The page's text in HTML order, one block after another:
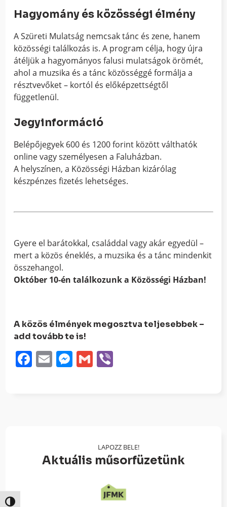
Nagy kontraszt váltása
Hagyomány és közösségi élmény
A Szüreti Mulatság nemcsak tánc és zene, hanem
közösségi találkozás is. A program célja, hogy újra
átéljük a hagyományos falusi mulatságok örömét,
ahol a muzsika és a tánc közösséggé formálja a
résztvevőket – kortól és előképzettségtől
függetlenül.
Jegyinformáció
Belépőjegyek 600 és 1200 forint között válthatók
online vagy személyesen a Faluházban.
A helyszínen, a Közösségi Házban kizárólag
készpénzes fizetés lehetséges.
Gyere el barátokkal, családdal vagy akár egyedül –
mert a közös éneklés, a muzsika és a tánc mindenkit
összehangol.
Október 10-én találkozunk a Közösségi Házban!
A közös élmények megosztva teljesebbek –
add tovább te is!
Facebook
EmailMessenger
Gmail
LAPOZZ BELE!
Aktuális műsorfüzetünk